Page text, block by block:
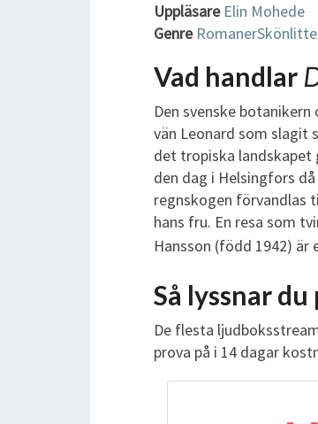
Uppläsare Elin Mohede
Genre Romaner
Vad handlar
Den svenske
vän Leonard som slagit
det tropiska landskapet
den dag i Helsingfors
regnskogen förvandlas
hans fru. En resa som
Hansson (född 1942)
Så lyssnar du
De flesta
prova på i 14 dagar